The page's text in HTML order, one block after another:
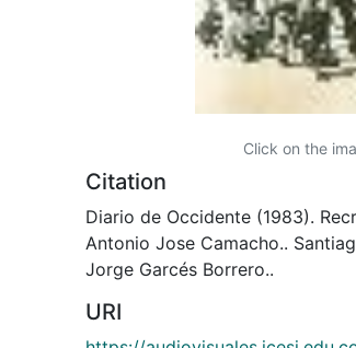
Click on the
Citation
Diario de Occidente (1983).
Antonio Jose Camacho..
Jorge Garcés Borrero..
URI